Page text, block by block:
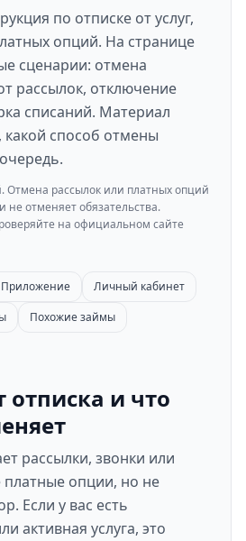
по отписке от услуг,
опций. На странице
сценарии: отмена
рассылок, отключение
списаний. Материал
способ отмены
Отмена рассылок или платных опций
не отменяет обязательства.
на официальном сайте
Приложение
Личный кабинет
Похожие займы
отписка и что
рассылки, звонки или
опции, но не
Если у вас есть
активная услуга, это